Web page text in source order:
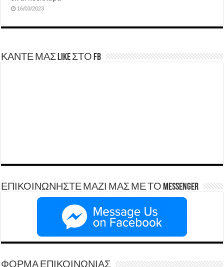
16/03/2023
ΚΑΝΤΕ ΜΑΣ LIKE ΣΤΟ FB
ΕΠΙΚΟΙΝΩΝΗΣΤΕ ΜΑΖΙ ΜΑΣ ΜΕ ΤΟ Messenger
ΦΟΡΜΑ ΕΠΙΚΟΙΝΩΝΙΑΣ